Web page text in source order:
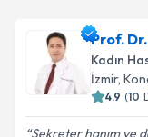
takvim
E-posta
Prof.
Kadın
İzmir,
4.9 (10
Sekreter hanım ve